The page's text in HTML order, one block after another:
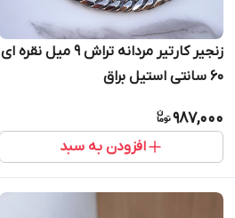
زنجیر کارتیر مردانه تراش ۹ میل نقره ای
60 سانتی استیل براق
987,000
افزودن به سبد